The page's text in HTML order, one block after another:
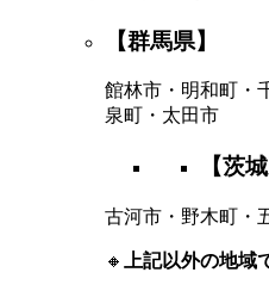
【群馬県】
館林市・明和町・
泉町・太田市
【茨
古河市・野木町・
🔸 上記以外の地